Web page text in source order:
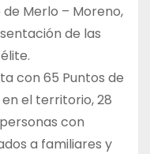
de Merlo – Moreno,
de las
con 65 Puntos de
el territorio, 28
con
a familiares y